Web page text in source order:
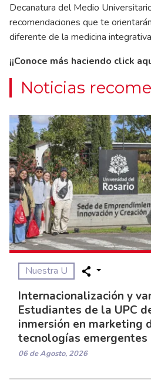
Decanatura del Medio
recomendaciones que te
diferente de la medicina
¡¡Conoce más haciendo click
Noticias
Nuestra U
Internacionalización y
Estudiantes de la UPC
inmersión en marketing
tecnologías emergentes
06 de Agosto, 2026